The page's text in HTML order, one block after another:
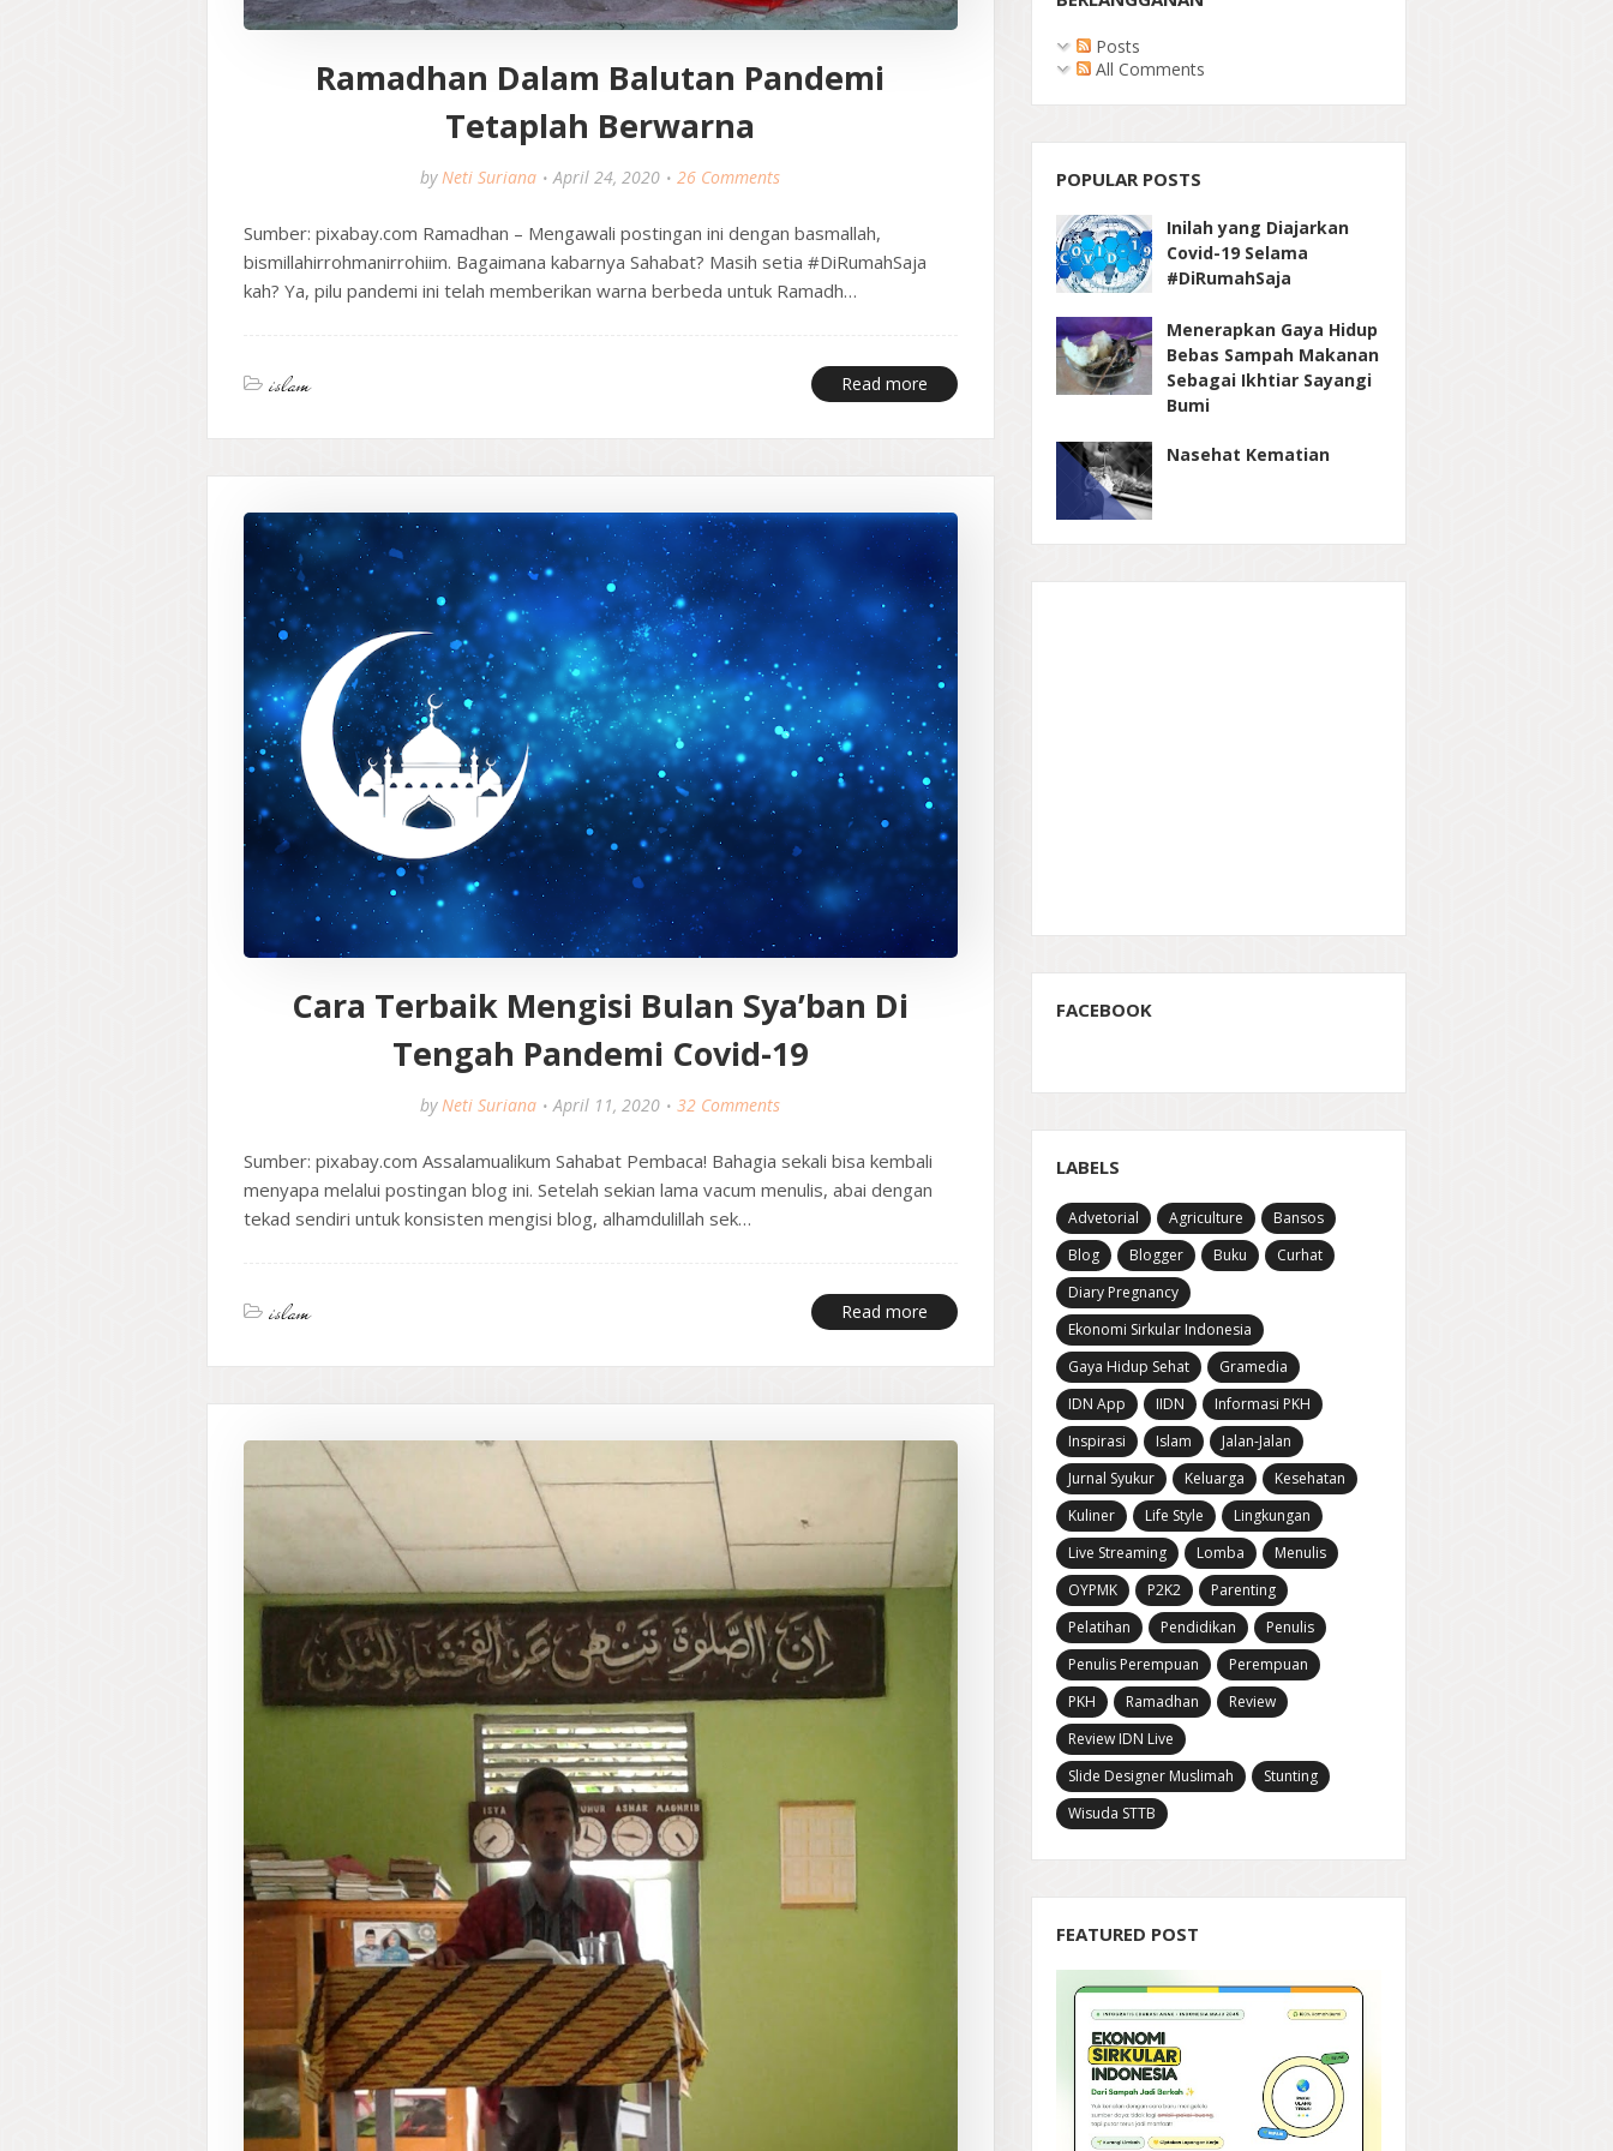
Ramadhan Dalam Balutan Pandemi
Tetaplah Berwarna
by Neti Suriana April 24, 2020 26 Comments
Sumber: pixabay.com Ramadhan – Mengawali postingan ini dengan basmallah,
bismillahirrohmanirrohiim. Bagaimana kabarnya Sahabat? Masih setia #DiRumahSaja
kah? Ya, pilu pandemi ini telah memberikan warna berbeda untuk Ramadh…
islam Read more
Cara Terbaik Mengisi Bulan Sya’ban Di
Tengah Pandemi Covid-19
by Neti Suriana April 11, 2020 32 Comments
Sumber: pixabay.com Assalamualikum Sahabat Pembaca! Bahagia sekali bisa kembali
menyapa melalui postingan blog ini. Setelah sekian lama vacum menulis, abai dengan
tekad sendiri untuk konsisten mengisi blog, alhamdulillah sek…
islam Read more
Posts
All Comments
POPULAR POSTS
Inilah yang Diajarkan
Covid-19 Selama
#DiRumahSaja
Menerapkan Gaya Hidup
Bebas Sampah Makanan
Sebagai Ikhtiar Sayangi
Bumi
Nasehat Kematian
FACEBOOK
LABELS
Advetorial Agriculture
Bansos
Blog
Blogger Buku
Curhat
Diary Pregnancy
Ekonomi Sirkular Indonesia
Gaya Hidup Sehat
Gramedia
IDN App
IIDN
Informasi PKH
Inspirasi
Islam
Jalan-Jalan
Jurnal Syukur
Keluarga
Kesehatan
Kuliner
Life Style
Lingkungan
Live Streaming
Lomba
Menulis
OYPMK
P2K2
Parenting
Pelatihan
Pendidikan
Penulis
Penulis Perempuan
Perempuan
PKH
Ramadhan
Review
Review IDN Live
Slide Designer Muslimah
Stunting
Wisuda STTB
FEATURED POST